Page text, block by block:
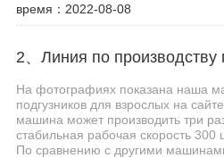
время：2022-08-08
На фотографиях показана наша
подгузников для взрослых на
машина может производить три
стабильная рабочая скорость
По сравнению с другими